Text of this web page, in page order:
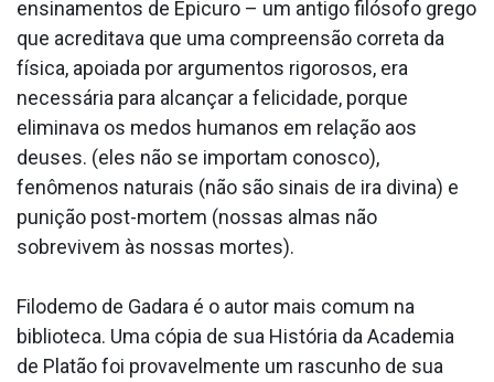
ensinamentos de Epicuro – um antigo filósofo grego
que acreditava que uma compreensão correta da
física, apoiada por argumentos rigorosos, era
necessária para alcançar a felicidade, porque
eliminava os medos humanos em relação aos
deuses. (eles não se importam conosco),
fenômenos naturais (não são sinais de ira divina) e
punição post-mortem (nossas almas não
sobrevivem às nossas mortes).
Filodemo de Gadara é o autor mais comum na
biblioteca. Uma cópia de sua História da Academia
de Platão foi provavelmente um rascunho de sua